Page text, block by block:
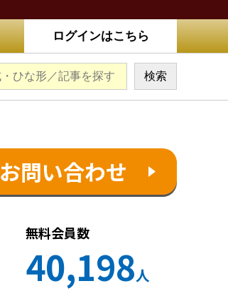
ログインはこちら
お問い合わせ
無料会員数
40,198人